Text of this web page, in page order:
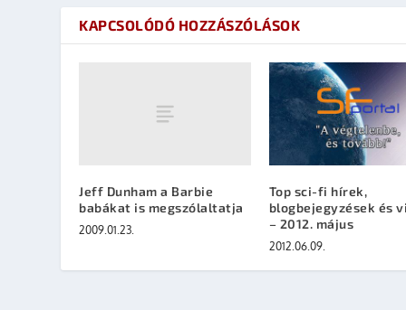
KAPCSOLÓDÓ HOZZÁSZÓLÁSOK
Jeff Dunham a Barbie
babákat is megszólaltatja
2009.01.23.
Top sci-fi hírek,
blogbejegyzések és
– 2012. május
2012.06.09.